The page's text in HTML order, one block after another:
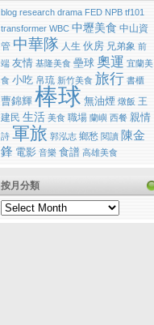
blog research drama FED NPB tf101
transformer WBC 中壢美食 中山資
管 中華隊 人生 伙房 兄弟象 前
端 友情 基隆美食 壘球 奧運 宜蘭美
食 小吃 帛琉 新竹美食 旅行 書櫃
曹錦輝 棒球 無油煙 燉飯 王
建民 生活 美食 職場 蘭嶼 西餐 親情
詩 軍旅 郭泓志 鄉愁 閱讀 陳金
鋒 電影 音樂 食譜 高雄美食
按月分類